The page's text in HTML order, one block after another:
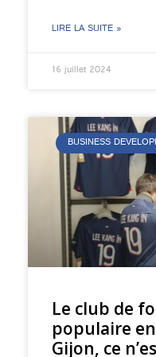
LIRE LA SUITE »
16 juillet 2024
BUSINESS
Le club de
populaire en
Gijon, ce